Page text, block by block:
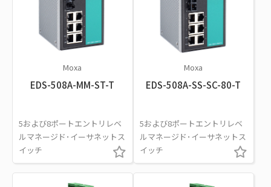
Moxa
EDS-508A-MM-ST-T
5および8ポートエントリレベ
ルマネージド･イーサネットス
イッチ
Moxa
EDS-508A-SS-SC-80-T
5および8ポートエントリレベ
ルマネージド･イーサネットス
イッチ